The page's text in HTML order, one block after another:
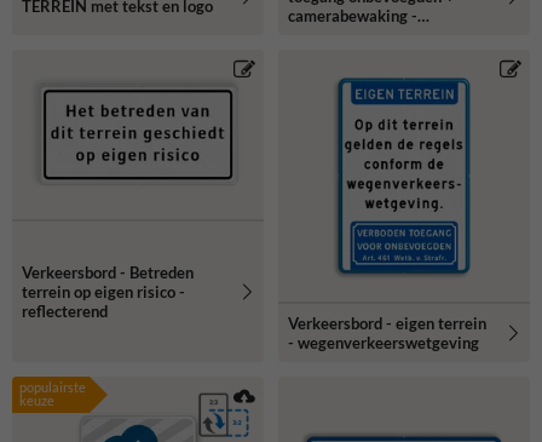
TERREIN met tekst en logo
camerabewaking -
Verkeersbord - Betreden
terrein op eigen risico -
reflecterend
Verkeersbord - eigen terrein
- wegenverkeerswetgeving
populairste
keuze